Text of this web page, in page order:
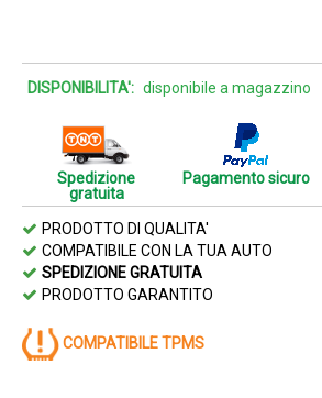
DISPONIBILITA': disponibile a magazzino
Spedizione
gratuita
Pagamento sicuro
PRODOTTO DI QUALITA'
COMPATIBILE CON LA TUA AUTO
SPEDIZIONE GRATUITA
PRODOTTO GARANTITO
COMPATIBILE TPMS